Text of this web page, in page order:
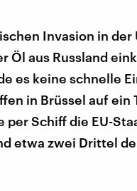
Invasion in
Öl aus Russland
es keine schnelle
in Brüssel auf ein
per Schiff die EU-
etwa zwei Drittel